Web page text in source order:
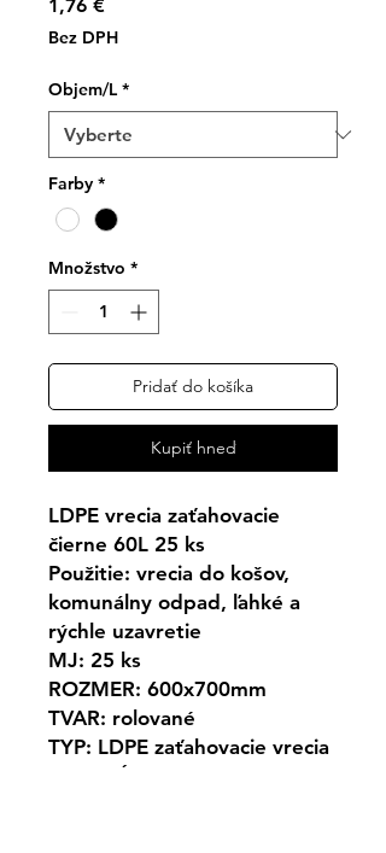
1,76 €
Bez DPH
Objem/L *
Farby *
Množstvo *
Pridať do košíka
Kupiť hneď
LDPE vrecia zaťahovacie
čierne 60L 25 ks
Použitie: vrecia do košov,
komunálny odpad, ľahké a
rýchle uzavretie
MJ: 25 ks
ROZMER: 600x700mm
TVAR: rolované
TYP: LDPE zaťahovacie vrecia